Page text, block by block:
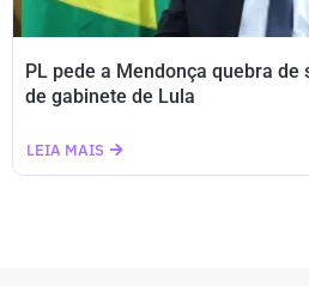
PL pede a Mendonça quebra
de gabinete de Lula
LEIA MAIS